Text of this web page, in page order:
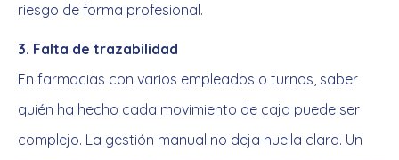
riesgo de forma profesional.
3. Falta de trazabilidad
En farmacias con varios empleados o turnos, saber
quién ha hecho cada movimiento de caja puede ser
complejo. La gestión manual no deja huella clara. Un